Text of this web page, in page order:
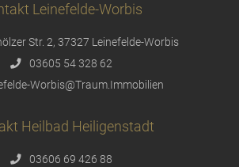
Leinefelde-Worbis
Str. 2, 37327 Leinefelde-Worbis
03605 54 328 62
Worbis@Traum.Immobilien
Heilbad Heiligenstadt
03606 69 426 88